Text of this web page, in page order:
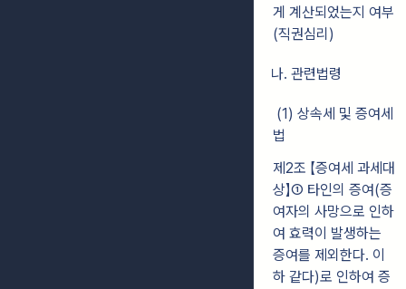
게 계산되었는지 여부
(직권심리)
나. 관련법령
(1) 상속세 및 증여세
법
제2조 【증여세 과세대
상】① 타인의 증여(증
여자의 사망으로 인하
여 효력이 발생하는
증여를 제외한다. 이
하 같다)로 인하여 증